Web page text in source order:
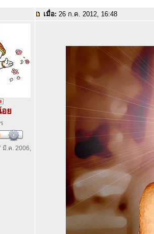
เมื่อ: 26 ก.ค. 2012, 16:48
ย
มี.ค. 2006,